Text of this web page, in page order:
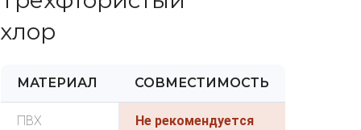
хлор
МАТЕРИАЛ СОВМЕСТИМОСТЬ
ПВХ Не рекомендуется